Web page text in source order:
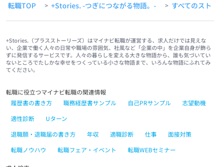
転職TOP > +Stories. -つぎにつながる物語。- > すべてのスト
+Stories.（プラスストーリーズ）はマイナビ転職が運営する、求人だけでは見えな
い、企業で働く人々の日常や職場の雰囲気、社風など「企業の中」を企業自身が飾ら
ずに発信するサービスです。人々の暮らしを変える大きな物語から、誰も気づいてい
ないところでたしかな幸せをつくっている小さな物語まで、いろんな物語にふれてみ
てください。
転職に役立つマイナビ転職の関連情報
履歴書の書き方
職務経歴書サンプル 自己PRサンプル
志望動機
適性診断
Uターン
退職願・退職届の書き方
年収 適職診断 仕事
面接対策
転職ノウハウ
転職フェア・イベント 転職WEBセミナー